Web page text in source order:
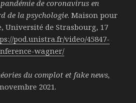
de coronavirus en
de la psychologie. Maison pour
Université de Strasbourg, 17
pod.unistra.fr/video/45847-
wagner/
du complot et fake news,
2021.